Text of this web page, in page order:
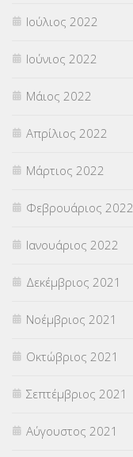
Ιούλιος 2022
Ιούνιος 2022
Μάιος 2022
Απρίλιος 2022
Μάρτιος 2022
Φεβρουάριος 2022
Ιανουάριος 2022
Δεκέμβριος 2021
Νοέμβριος 2021
Οκτώβριος 2021
Σεπτέμβριος 2021
Αύγουστος 2021